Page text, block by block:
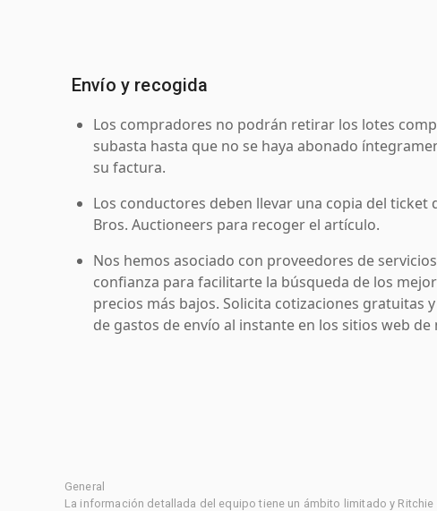
Envío y recogida
Los compradores no podrán retirar los lotes
subasta hasta que no se haya abonado
su factura.
Los conductores deben llevar una copia del ticket
Bros. Auctioneers para recoger el artículo.
Nos hemos asociado con proveedores de
confianza para facilitarte la búsqueda de los
precios más bajos. Solicita cotizaciones gratuitas
de gastos de envío al instante en los sitios web
General
La información detallada del equipo tiene un ámbito limitado y